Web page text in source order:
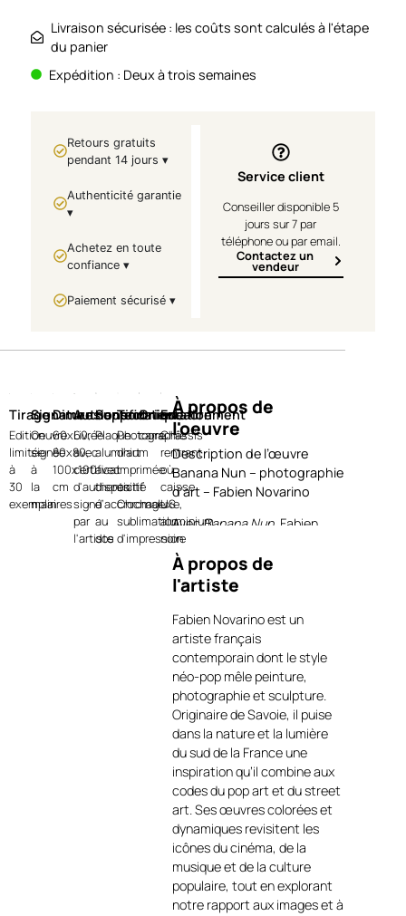
Livraison sécurisée : les coûts sont calculés à l'étape
du panier
Expédition : Deux à trois semaines
Retours gratuits
pendant 14 jours ▾
Authenticité garantie
▾
Achetez en toute
confiance ▾
Paiement sécurisé ▾
Service client
Conseiller disponible 5
jours sur 7 par
téléphone ou par email.
Contactez un
vendeur
À propos de
l'oeuvre
Description de l’œuvre
Banana Nun – photographie
d’art – Fabien Novarino
AvecBanana Nun, Fabien
Novarino propose une œuvre
à la fois surprenante et
déroutante, où se mêlent
provocation artistique. Fidèle
à son approche
contemporaine, l’artiste
détourne les codes de
l’iconographie religieuse pour
y introduire un élément pop
et inattendu : une banane.
Par ce contraste saisissant,
Novarino explore le rapport
entre sacré et profane, entre
rigueur et légèreté,
questionnant notre
perception des symboles et
de leur pouvoir évocateur.
La figure féminine de Banana
À propos de
l'artiste
Fabien Novarino est un
artiste français
contemporain dont le style
néo-pop mêle peinture,
photographie et sculpture.
Originaire de Savoie, il puise
dans la nature et la lumière
du sud de la France une
inspiration qu’il combine aux
codes du pop art et du street
art. Ses œuvres colorées et
dynamiques revisitent les
icônes du cinéma, de la
musique et de la culture
populaire, tout en explorant
notre rapport aux images et à
Tirage
Edition
limitée
à
30
exemplaires
Signature
Oeuvre
signée
à
la
main
Dimensions
60x60,
80x80,
100x100
cm
Authentification
Livrée
avec
certificat
d'authenticité
signé
par
l'artiste
Support
Plaque
aluminium
avec
dispositif
d’accrochage
au
dos
Technique
Photographie
d’art
imprimée
en
Chromaluxe,
sublimation
d'impression
Orientation
carre
Encadrement
Châssis
rentrant
où
caisse
US
aluminium
noire